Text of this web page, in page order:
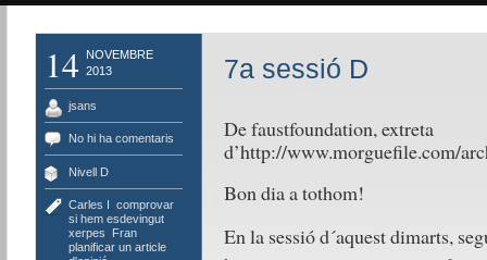
14
NOVEMBRE
2013
jsans
No hi ha comentaris
Nivell D
Carles I comprovar
si hem esdevingut
xerpes
Fran,
planificar un article
7a sessió D
De faustfoundation, extreta
d’http://www.morguefile.com/
Bon dia a tothom!
En la sessió d´aquest dimarts,